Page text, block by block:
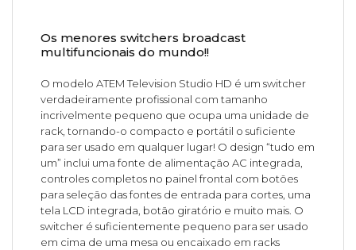
Os menores switchers broadcast
multifuncionais do mundo!!
O modelo ATEM Television Studio HD é um switcher
verdadeiramente profissional com tamanho
incrivelmente pequeno que ocupa uma unidade de
rack, tornando-o compacto e portátil o suficiente
para ser usado em qualquer lugar! O design “tudo em
um” inclui uma fonte de alimentação AC integrada,
controles completos no painel frontal com botões
para seleção das fontes de entrada para cortes, uma
tela LCD integrada, botão giratório e muito mais. O
switcher é suficientemente pequeno para ser usado
em cima de uma mesa ou encaixado em racks